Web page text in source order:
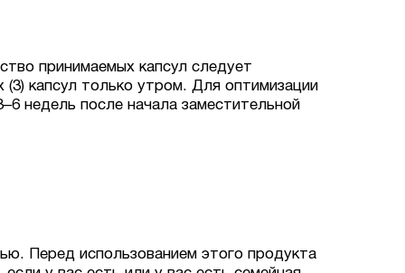
принимаемых капсул следует
капсул только утром. Для оптимизации
недель после начала заместительной
Перед использованием этого продукта